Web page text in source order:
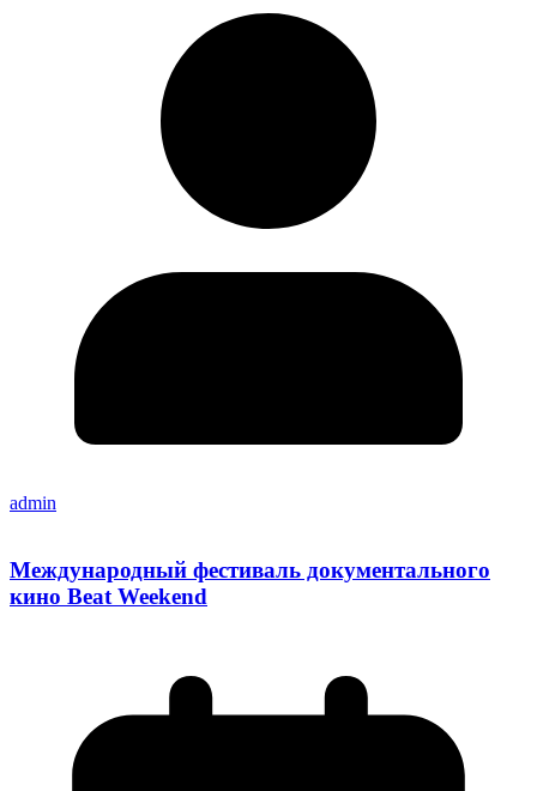
admin
Международный фестиваль документального
кино Beat Weekend